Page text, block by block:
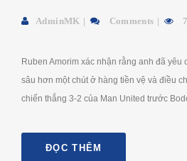
AdminMK Comments
Ruben Amorim xác nhận rằng anh đã yêu
sâu hơn một chút ở hàng tiền vệ và điều
chiến thắng 3-2 của Man United trước
ĐỌC THÊM